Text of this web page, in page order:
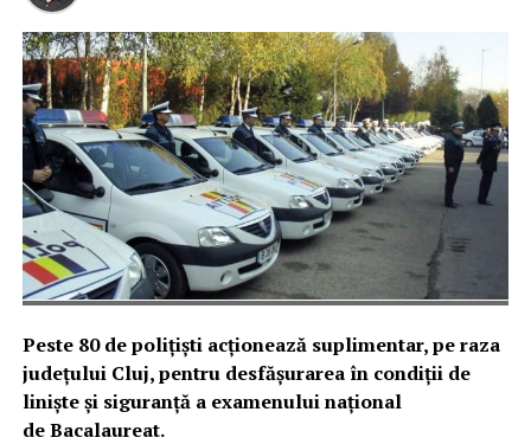
Peste 80 de poliţişti acţionează suplimentar, pe raza
județului Cluj, pentru desfăşurarea în condiţii de
linişte şi siguranţă a examenului naţional
de Bacalaureat.